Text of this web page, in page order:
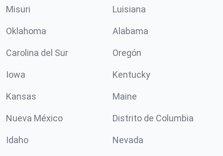
Misuri Luisiana
Oklahoma Alabama
Carolina del Sur Oregón
Iowa Kentucky
Kansas Maine
Nueva México Distrito de Columbia
Idaho Nevada